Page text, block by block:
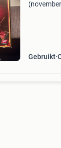
Gebruikt